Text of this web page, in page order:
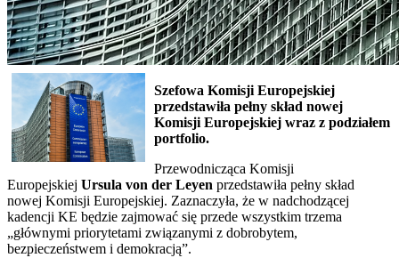
Szefowa Komisji Europejskiej
przedstawiła pełny skład nowej
Komisji Europejskiej wraz z podziałem
portfolio.
Przewodnicząca Komisji
Europejskiej Ursula von der Leyen przedstawiła pełny skład
nowej Komisji Europejskiej. Zaznaczyła, że w nadchodzącej
kadencji KE będzie zajmować się przede wszystkim trzema
„głównymi priorytetami związanymi z dobrobytem,
bezpieczeństwem i demokracją”.